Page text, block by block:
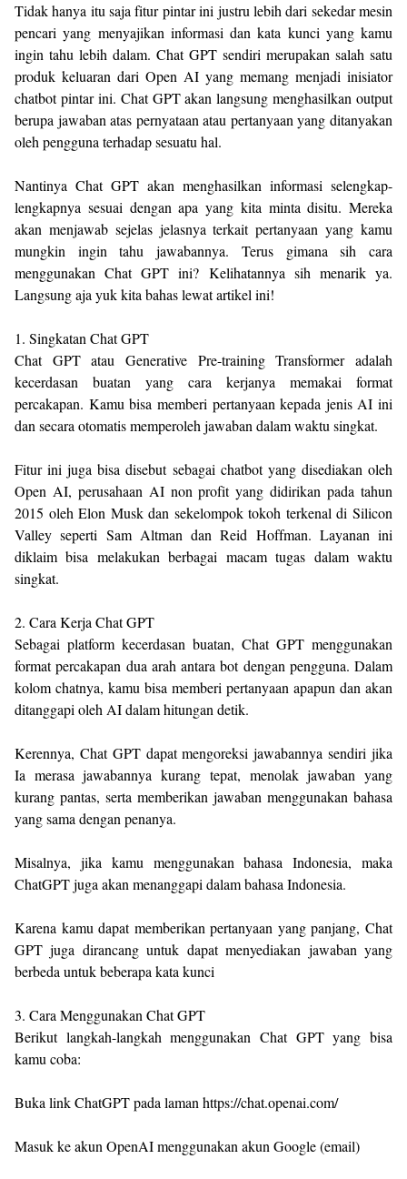
Tidak hanya itu saja fitur pintar ini justru lebih dari sekedar mesin
pencari yang menyajikan informasi dan kata kunci yang kamu
ingin tahu lebih dalam. Chat GPT sendiri merupakan salah satu
produk keluaran dari Open AI yang memang menjadi inisiator
chatbot pintar ini. Chat GPT akan langsung menghasilkan output
berupa jawaban atas pernyataan atau pertanyaan yang ditanyakan
oleh pengguna terhadap sesuatu hal.
Nantinya Chat GPT akan menghasilkan informasi selengkap-
lengkapnya sesuai dengan apa yang kita minta disitu. Mereka
akan menjawab sejelas jelasnya terkait pertanyaan yang kamu
mungkin ingin tahu jawabannya. Terus gimana sih cara
menggunakan Chat GPT ini? Kelihatannya sih menarik ya.
Langsung aja yuk kita bahas lewat artikel ini!
1. Singkatan Chat GPT
Chat GPT atau Generative Pre-training Transformer adalah
kecerdasan buatan yang cara kerjanya memakai format
percakapan. Kamu bisa memberi pertanyaan kepada jenis AI ini
dan secara otomatis memperoleh jawaban dalam waktu singkat.
Fitur ini juga bisa disebut sebagai chatbot yang disediakan oleh
Open AI, perusahaan AI non profit yang didirikan pada tahun
2015 oleh Elon Musk dan sekelompok tokoh terkenal di Silicon
Valley seperti Sam Altman dan Reid Hoffman. Layanan ini
diklaim bisa melakukan berbagai macam tugas dalam waktu
singkat.
2. Cara Kerja Chat GPT
Sebagai platform kecerdasan buatan, Chat GPT menggunakan
format percakapan dua arah antara bot dengan pengguna. Dalam
kolom chatnya, kamu bisa memberi pertanyaan apapun dan akan
ditanggapi oleh AI dalam hitungan detik.
Kerennya, Chat GPT dapat mengoreksi jawabannya sendiri jika
Ia merasa jawabannya kurang tepat, menolak jawaban yang
kurang pantas, serta memberikan jawaban menggunakan bahasa
yang sama dengan penanya.
Misalnya, jika kamu menggunakan bahasa Indonesia, maka
ChatGPT juga akan menanggapi dalam bahasa Indonesia.
Karena kamu dapat memberikan pertanyaan yang panjang, Chat
GPT juga dirancang untuk dapat menyediakan jawaban yang
berbeda untuk beberapa kata kunci
3. Cara Menggunakan Chat GPT
Berikut langkah-langkah menggunakan Chat GPT yang bisa
kamu coba:
Buka link ChatGPT pada laman https://chat.openai.com/
Masuk ke akun OpenAI menggunakan akun Google (email)